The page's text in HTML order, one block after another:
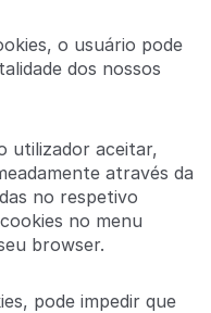
o usuário pode
dos nossos
utilizador aceitar,
através da
no respetivo
no menu
browser.
pode impedir que